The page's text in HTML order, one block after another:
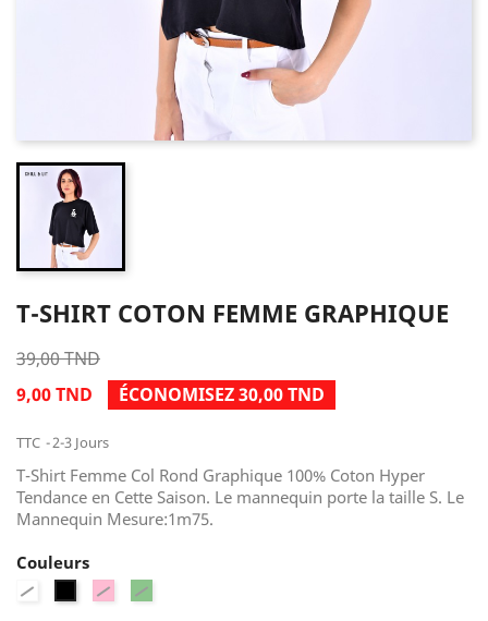
T-SHIRT COTON FEMME GRAPHIQUE
39,00 TND
9,00 TND
ÉCONOMISEZ 30,00 TND
TTC 2-3 Jours
T-Shirt Femme Col Rond Graphique 100% Coton Hyper
Tendance en Cette Saison. Le mannequin porte la taille S. Le
Mannequin Mesure:1m75.
Couleurs
Noir Fuchsia